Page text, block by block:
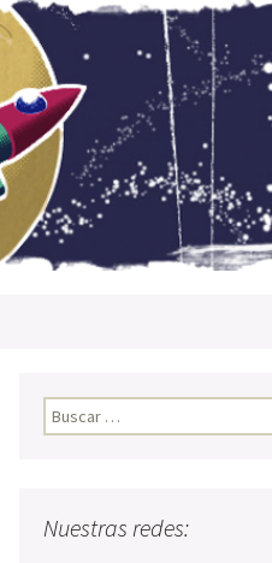
Buscar:
Nuestras redes: